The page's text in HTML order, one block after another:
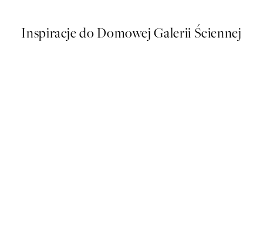
Inspiracje do Domowej Galerii Ściennej